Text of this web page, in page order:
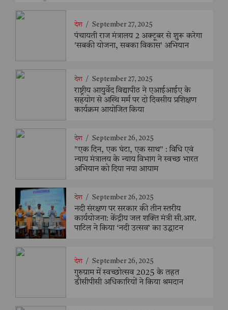
देश / September 27, 2025
पंचायती राज मंत्रालय 2 अक्टूबर से शुरू करेगा
'सबकी योजना, सबका विकास' अभियान
देश / September 27, 2025
राष्ट्रीय आयुर्वेद विद्यापीठ ने एआईआईए के
सहयोग से अस्थि मर्म पर दो दिवसीय प्रशिक्षण
कार्यक्रम आयोजित किया
देश / September 26, 2025
"एक दिन, एक घंटा, एक साथ" : विधि एवं
न्याय मंत्रालय के न्याय विभाग ने स्वच्छ भारत
अभियान को दिया नया आयाम
देश / September 26, 2025
नदी संरक्षण पर सरकार की तीन स्तरीय
कार्ययोजना: केंद्रीय जल शक्ति मंत्री सी.आर.
पाटिल ने किया ‘नदी उत्सव’ का उद्घाटन
देश / September 26, 2025
गुरुग्राम में स्वच्छोत्सव 2025 के तहत
डीसीपीसी अधिकारियों ने किया श्रमदान